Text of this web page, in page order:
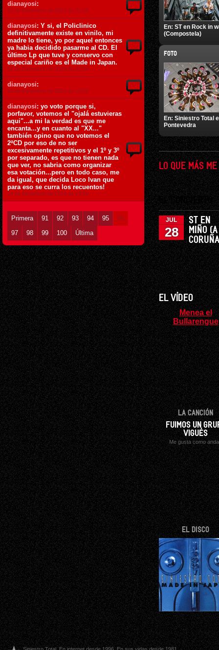
dianayosi:
15 de Diciembre de 2010 ás 21:04
dianayosi: Y si, el Policlinico
definitivamente existe en vinilo, mi
madre lo tiene, yo por aquel entonces
ya habia decidido pasarme al CD. El
último Lp que tuve y conservo con
especial cariño es el Made in Japan.
15 de Diciembre de 2010 ás 21:00
dianayosi:
15 de Diciembre de 2010 ás 12:59
dianayosi: yo voto porque si,
porfavor, votemos el "ojalá estuvieras
aqui"...a mi la verdad es que me
encanta...y en cuanto al "XX..."
también opino que no votemos el
2ªCD por eso de no ser
excesivamente repetitivos y el 1º y 3º
por separado, es que no tienen nada
que ver, no sabria como organizar
esa votación...pero en todo caso, me
da igual, que decida Loco Ivan que
para eso se curra los recuentos!
14 de Diciembre de 2010 ás 13:09
Primera 91 92 93 94 95
96
97
98 99 100 Última
En: ST en Rock in
(Compostela)
FOTO
En: Siniestro Total
Pontevedra
LO QUE MÁS ME
EL CONCIERTO
JUL
28
ST EN
MIÑO (A
EL VÍDEO
Menea el
Bullarengue
LA CANCIÓN
FUIMOS UN
VIGUÉS
Me gusta como
EL DISCO